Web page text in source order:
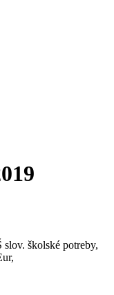
školské potreby,